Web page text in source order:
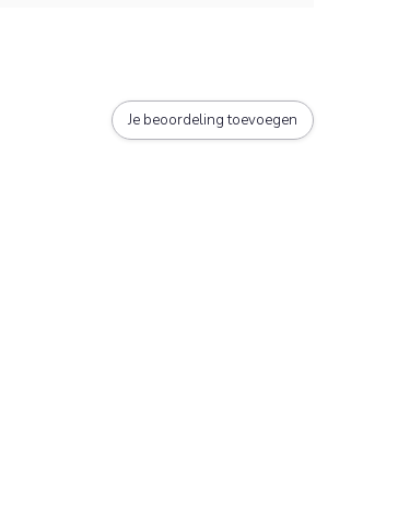
Je beoordeling toevoegen